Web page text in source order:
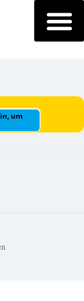
um